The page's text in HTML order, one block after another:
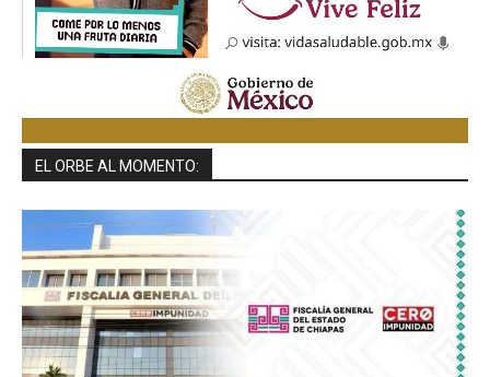
EL ORBE AL MOMENTO: